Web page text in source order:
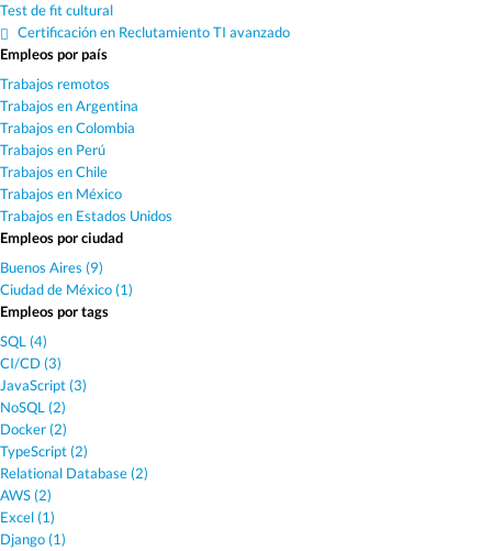
Test de fit cultural
Certificación en Reclutamiento TI avanzado
Empleos por país
Trabajos remotos
Trabajos en Argentina
Trabajos en Colombia
Trabajos en Perú
Trabajos en Chile
Trabajos en México
Trabajos en Estados Unidos
Empleos por ciudad
Buenos Aires (9)
Ciudad de México (1)
Empleos por tags
SQL (4)
CI/CD (3)
JavaScript (3)
NoSQL (2)
Docker (2)
TypeScript (2)
Relational Database (2)
AWS (2)
Excel (1)
Django (1)